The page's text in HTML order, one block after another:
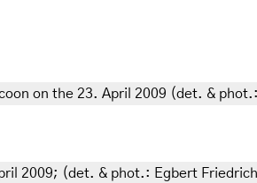
on the 23. April 2009 (det. &
2009; (det. & phot.: Egbert